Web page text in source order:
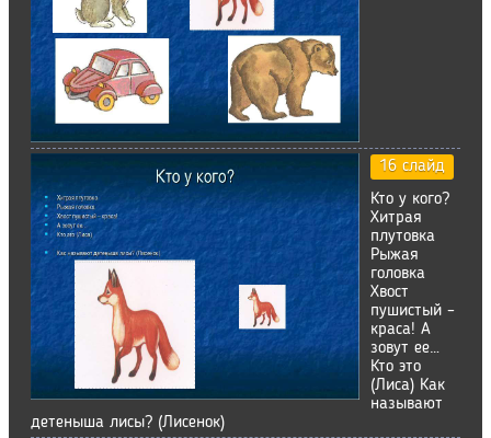
16 слайд
Кто у кого?
Хитрая
плутовка
Рыжая
головка
Хвост
пушистый –
краса! А
зовут ее…
Кто это
(Лиса) Как
называют
детеныша лисы? (Лисенок)